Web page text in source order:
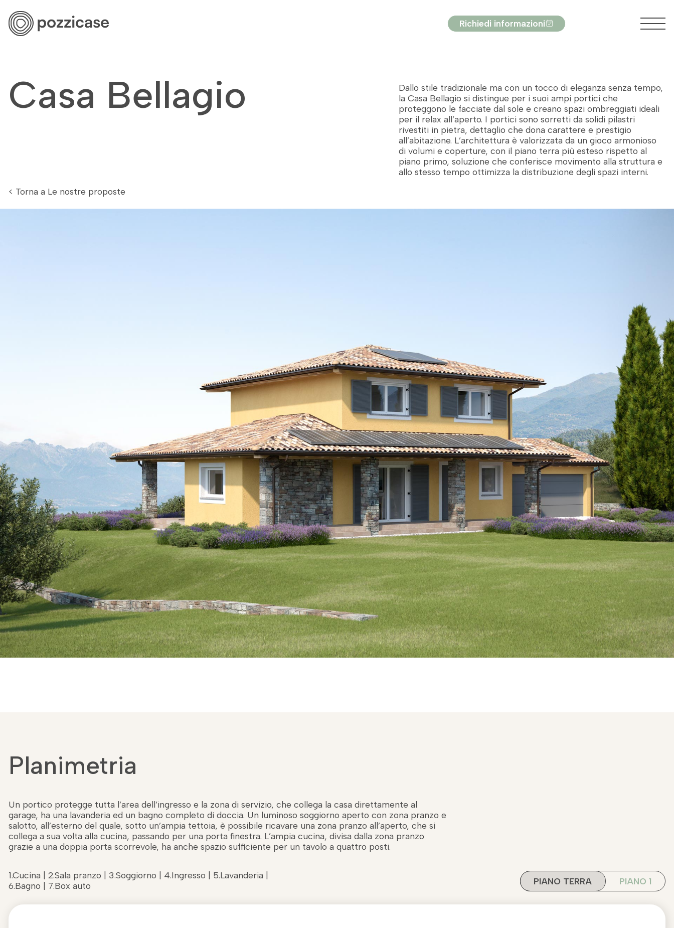
Richiedi informazioni
Casa Bellagio
Dallo stile tradizionale ma con un tocco di eleganza senza tempo,
la Casa Bellagio si distingue per i suoi ampi portici che
proteggono le facciate dal sole e creano spazi ombreggiati ideali
per il relax all’aperto. I portici sono sorretti da solidi pilastri
rivestiti in pietra, dettaglio che dona carattere e prestigio
all’abitazione. L’architettura è valorizzata da un gioco armonioso
di volumi e coperture, con il piano terra più esteso rispetto al
piano primo, soluzione che conferisce movimento alla struttura e
allo stesso tempo ottimizza la distribuzione degli spazi interni.
< Torna a Le nostre proposte
Planimetria
Un portico protegge tutta l’area dell’ingresso e la zona di servizio, che collega la casa direttamente al
garage, ha una lavanderia ed un bagno completo di doccia. Un luminoso soggiorno aperto con zona pranzo e
salotto, all’esterno del quale, sotto un’ampia tettoia, è possibile ricavare una zona pranzo all’aperto, che si
collega a sua volta alla cucina, passando per una porta finestra. L’ampia cucina, divisa dalla zona pranzo
grazie a una doppia porta scorrevole, ha anche spazio sufficiente per un tavolo a quattro posti.
1.Cucina | 2.Sala pranzo | 3.Soggiorno | 4.Ingresso | 5.Lavanderia |
6.Bagno | 7.Box auto
PIANO TERRA PIANO 1